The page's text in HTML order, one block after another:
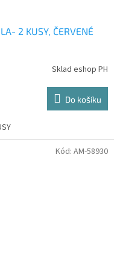
2 KUSY, ČERVENÉ
Sklad eshop PH
Do košíku
Kód: AM-58930